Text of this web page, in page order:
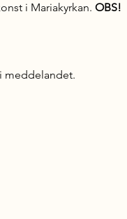
i Mariakyrkan. OBS!
i meddelandet.